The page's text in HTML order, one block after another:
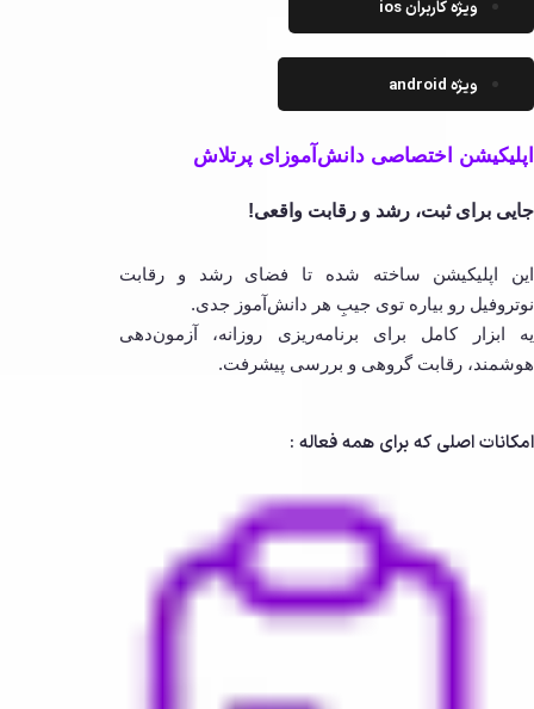
ویژه کاربران ios
ویژه android
اپلیکیشن اختصاصی دانش‌آموزای پرتلاش
جایی برای ثبت، رشد و رقابت واقعی!
این اپلیکیشن ساخته شده تا فضای رشد و رقابت
نوتروفیل رو بیاره توی جیبِ هر دانش‌آموز جدی.
یه ابزار کامل برای برنامه‌ریزی روزانه، آزمون‌دهی
هوشمند، رقابت گروهی و بررسی پیشرفت.
امکانات اصلی که برای همه فعاله :